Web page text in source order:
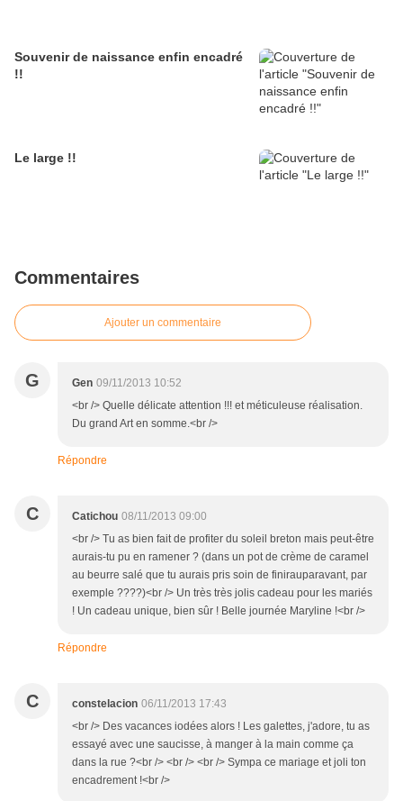
Souvenir de naissance enfin encadré
!!
Le large !!
Commentaires
Ajouter un commentaire
G Gen 09/11/2013 10:52
<br /> Quelle délicate attention !!! et méticuleuse réalisation.
Du grand Art en somme.<br />
Répondre
C Catichou 08/11/2013 09:00
<br /> Tu as bien fait de profiter du soleil breton mais peut-être
aurais-tu pu en ramener ? (dans un pot de crème de caramel
au beurre salé que tu aurais pris soin de finirauparavant, par
exemple ????)<br /> Un très très jolis cadeau pour les mariés
! Un cadeau unique, bien sûr ! Belle journée Maryline !<br />
Répondre
C constelacion 06/11/2013 17:43
<br /> Des vacances iodées alors ! Les galettes, j'adore, tu as
essayé avec une saucisse, à manger à la main comme ça
dans la rue ?<br /> <br /> <br /> Sympa ce mariage et joli ton
encadrement !<br />